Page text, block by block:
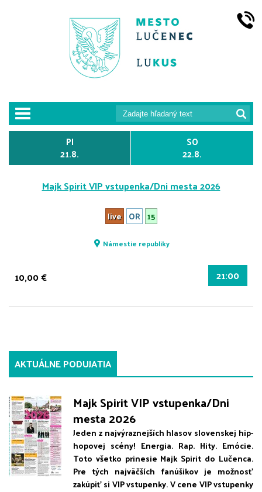
prepnut_navigaciu
PI
21.8.
SO
22.8.
Majk Spirit VIP vstupenka/Dni mesta 2026
live OR 15
Námestie republiky
10,00 € 21:00
AKTUÁLNE PODUJATIA
Majk Spirit VIP vstupenka/Dni
mesta 2026
Jeden z najvýraznejších hlasov slovenskej hip-
hopovej scény! Energia. Rap. Hity. Emócie.
Toto všetko prinesie Majk Spirit do Lučenca.
Pre tých najväčších fanúšikov je možnosť
zakúpiť si VIP vstupenky. V cene VIP vstupenky